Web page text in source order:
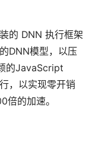
的 DNN 执行框架
DNN模型，以压
的JavaScript
，以实现零开销
的加速。